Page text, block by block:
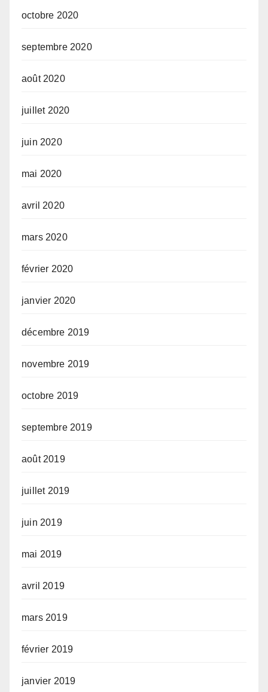
octobre 2020
septembre 2020
août 2020
juillet 2020
juin 2020
mai 2020
avril 2020
mars 2020
février 2020
janvier 2020
décembre 2019
novembre 2019
octobre 2019
septembre 2019
août 2019
juillet 2019
juin 2019
mai 2019
avril 2019
mars 2019
février 2019
janvier 2019